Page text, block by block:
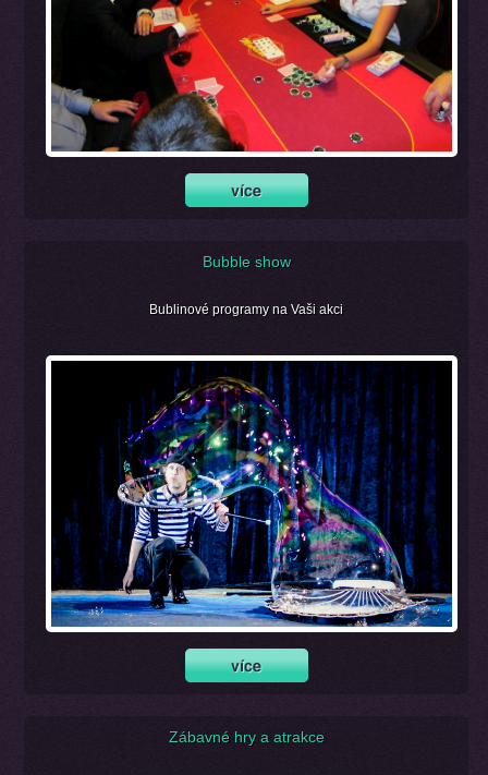
Bubble show
Bublinové programy na Vaši akci
Zábavné hry a atrakce